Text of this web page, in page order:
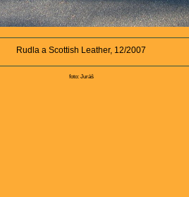
Rudla a Scottish Leather, 12/2007
foto: Juráš